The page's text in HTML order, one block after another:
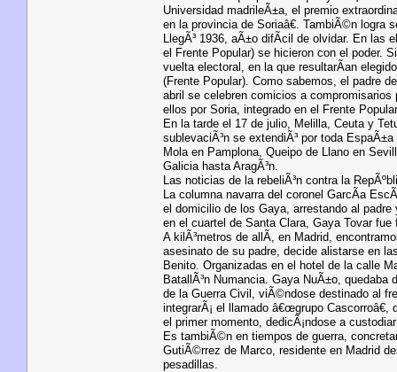
Universidad madrileÃ±a, el premio
en la provincia de Soriaâ€. TambiÃ©n logra
LlegÃ³ 1936, aÃ±o difÃ­cil de olvidar. En las
el Frente Popular) se hicieron con el poder.
vuelta electoral, en la que resultarÃ­an
(Frente Popular). Como sabemos, el padre
abril se celebren comicios a compromisarios
ellos por Soria, integrado en el Frente
En la tarde el 17 de julio, Melilla, Ceuta y
sublevaciÃ³n se extendiÃ³ por toda
Mola en Pamplona, Queipo de Llano en
Galicia hasta AragÃ³n.
Las noticias de la rebeliÃ³n contra la
La columna navarra del coronel GarcÃ­a
el domicilio de los Gaya, arrestando al
en el cuartel de Santa Clara, Gaya Tovar
A kilÃ³metros de allÃ­, en Madrid,
asesinato de su padre, decide alistarse en
Benito. Organizadas en el hotel de la calle
BatallÃ³n Numancia. Gaya NuÃ±o,
de la Guerra Civil, viÃ©ndose destinado al
integrarÃ¡ el llamado â€œgrupo
el primer momento, dedicÃ¡ndose a
Es tambiÃ©n en tiempos de guerra,
GutiÃ©rrez de Marco, residente en Madrid
pesadillas.